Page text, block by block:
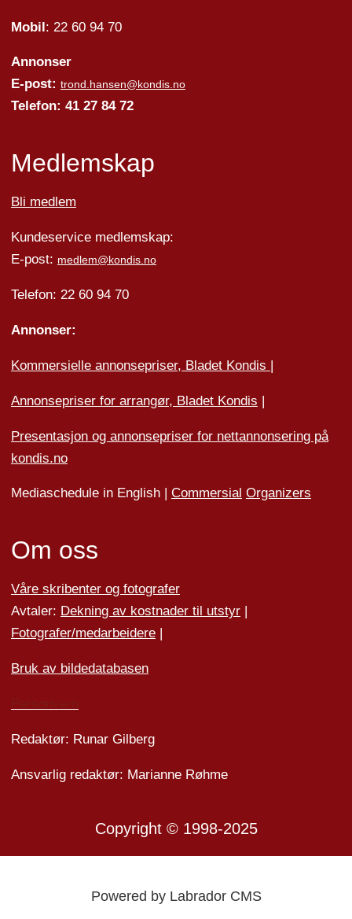
Mobil: 22 60 94 70
Annonser
E-post: trond.hansen@kondis.no
Telefon: 41 27 84 72
Medlemskap
Bli medlem
Kundeservice medlemskap:
E-post: medlem@kondis.no
Telefon: 22 60 94 70
Annonser:
Kommersielle annonsepriser, Bladet Kondis |
Annonsepriser for arrangør, Bladet Kondis |
Presentasjon og annonsepriser for nettannonsering på
kondis.no
Mediaschedule in English | Commersial Organizers
Om oss
Våre skribenter og fotografer
Avtaler: Dekning av kostnader til utstyr|
Fotografer/medarbeidere|
Bruk av bildedatabasen
Redaktør: Runar Gilberg
Ansvarlig redaktør: Marianne Røhme
Copyright © 1998-2025
Powered by Labrador CMS